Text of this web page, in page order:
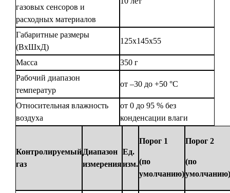
газовых сенсоров и
расходных материалов
Габаритные размеры
(ВхШхД)
125х145х55
Масса
350 г
Рабочий диапазон
температур
от –30 до +50 °С
Относительная влажность
воздуха
от 0 до 95 % без
конденсации влаги
Контролируемый
газ
Диапазон
измерения
Ед.
изм.
Порог 1
(по
умолчанию)
Порог 2
(по
умолчанию)